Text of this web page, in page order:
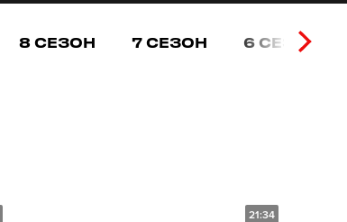
8 СЕЗОН 7 СЕЗОН 6 СЕЗОН
21:34